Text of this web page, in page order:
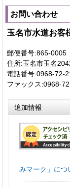
お問い合わせ
玉名市水道お客
郵便番号:865-0005
住所:玉名市玉名
電話番号:0968-72-
ファックス:0968-
追加情報
みマーク」につ